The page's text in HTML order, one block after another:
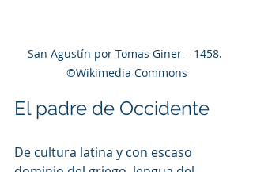
San Agustín por Tomas Giner – 1458.
©Wikimedia Commons
El padre de Occidente
De cultura latina y con escaso